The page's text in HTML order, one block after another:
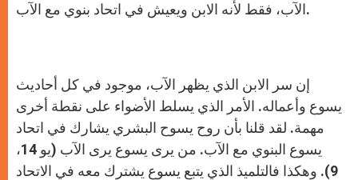
الآب، فقط لأنه الابن ويعيش في اتحاد بنوي مع الآب.
إن سر الابن الذي يظهر الآب، موجود في كل أحاديث
يسوع وأعماله. الأمر الذي يسلط الأضواء على نقطة أخرى
مهمة. لقد قلنا بأن روح يسوح البشري يشارك في اتحاد
يسوع البنوي مع الآب. من يرى يسوع يرى الآب (يو 14،
9). وهكذا فالتلميذ الذي يتبع يسوع يشترك معه في الاتحاد